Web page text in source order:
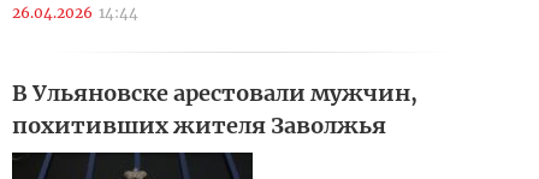
26.04.2026 14:44
В Ульяновске арестовали мужчин,
похитивших жителя Заволжья